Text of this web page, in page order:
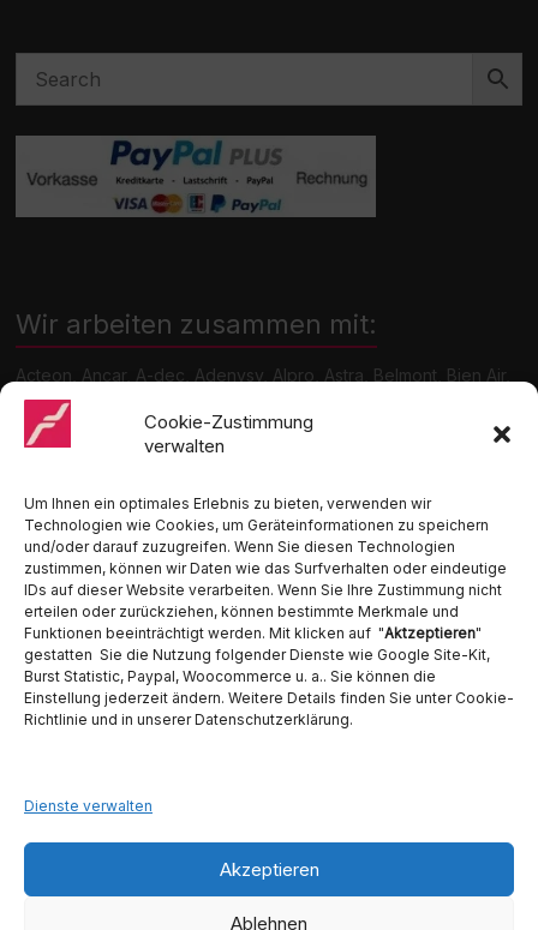
Cookie-Zustimmung
verwalten
Um Ihnen ein optimales Erlebnis zu bieten, verwenden wir
Technologien wie Cookies, um Geräteinformationen zu speichern
und/oder darauf zuzugreifen. Wenn Sie diesen Technologien
zustimmen, können wir Daten wie das Surfverhalten oder eindeutige
IDs auf dieser Website verarbeiten. Wenn Sie Ihre Zustimmung nicht
erteilen oder zurückziehen, können bestimmte Merkmale und
Funktionen beeinträchtigt werden. Mit klicken auf "Aktzeptieren"
gestatten Sie die Nutzung folgender Dienste wie Google Site-Kit,
Burst Statistic, Paypal, Woocommerce u. a.. Sie können die
Einstellung jederzeit ändern. Weitere Details finden Sie unter Cookie-
Richtlinie und in unserer Datenschutzerklärung.
Dienste verwalten
Akzeptieren
Ablehnen
Wir arbeiten zusammen mit:
Acteon, Ancar, A-dec, Adenysy, Alpro, Astra, Belmont, Bien Air,
Cattani, Chirana, DCI, Dürr, ETI, Euronda, Faro, Gcomm, KaVo,
Medentex, Melag, Midmark, Metasys, MK-Dent, NSK, Ophardt
Hygiene, Ritter, Satelec, Scican, TKD, Velopex, u.v.m
Ambident GmbH
Dental Geräte Handel und Service
Neumannstraße 3B
Fax.: 030 54 83 72 85